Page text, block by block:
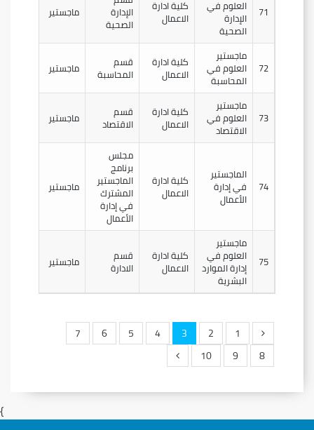
71 العلوم في
الإدارة
الصحية
كلية ادارة
الاعمال الإدارة
الصحية
ماجستير
72
ماجستير
العلوم في
المحاسبة
كلية ادارة
الاعمال
قسم
المحاسبة ماجستير
73
ماجستير
العلوم في
الاقتصاد
كلية ادارة
الاعمال
قسم
الاقتصاد ماجستير
74
الماجستير
في إدارة
الأعمال
كلية ادارة
الاعمال
مجلس
برنامج
الماجستير
المشترك
في إدارة
الأعمال
ماجستير
75
ماجستير
العلوم في
إدارة الموارد
البشرية
كلية ادارة
الاعمال
قسم
الادارة ماجستير
1
2
3
4
5
6
7
8
9
10
}